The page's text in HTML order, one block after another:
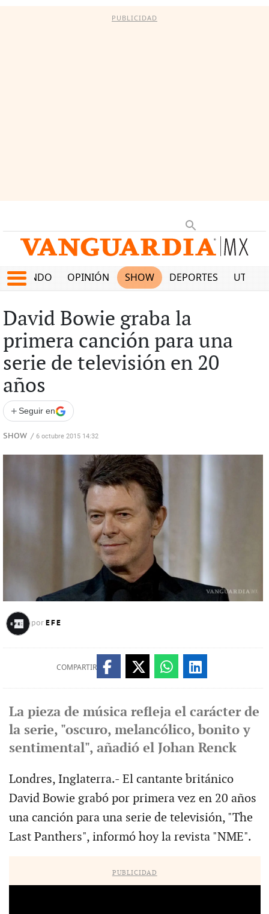
PUBLICIDAD
MUNDO OPINIÓN SHOW DEPORTES
David Bowie graba la
primera canción para una
serie de televisión en 20
años
+ Seguir en
SHOW / 6 octubre 2015 14:32
por EFE
COMPARTIR
La pieza de música refleja el carácter de
la serie, "oscuro, melancólico, bonito y
sentimental", añadió el Johan Renck
Londres, Inglaterra.- El cantante británico
David Bowie grabó por primera vez en 20 años
una canción para una serie de televisión, "The
Last Panthers", informó hoy la revista "NME".
PUBLICIDAD